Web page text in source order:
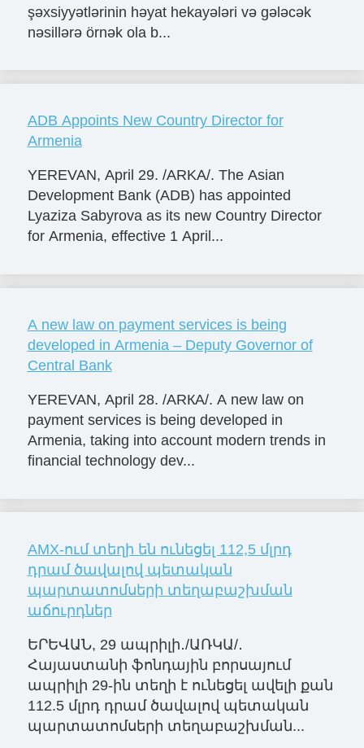
şəxsiyyətlərinin həyat hekayələri və gələcək
nəsillərə örnək ola b...
ADB Appoints New Country Director for
Armenia
YEREVAN, April 29. /ARKA/. The Asian
Development Bank (ADB) has appointed
Lyaziza Sabyrova as its new Country Director
for Armenia, effective 1 April...
A new law on payment services is being
developed in Armenia – Deputy Governor of
Central Bank
YEREVAN, April 28. /ARКА/. A new law on
payment services is being developed in
Armenia, taking into account modern trends in
financial technology dev...
AMX-ում տեղի են ունեցել 112,5 մլրդ
դրամ ծավալով պետական
պարտատոմսերի տեղաբաշխման
աճուրդներ
ԵՐԵՎԱՆ, 29 ապրիլի․/ԱՌԿԱ/․
Հայաստանի ֆոնդային բորսայում
ապրիլի 29-ին տեղի է ունեցել ավելի քան
112.5 մլրդ դրամ ծավալով պետական
պարտատոմսերի տեղաբաշխման...